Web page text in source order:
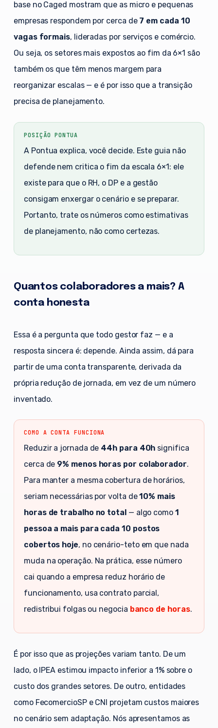
base no Caged mostram que as micro e pequenas
empresas respondem por cerca de 7 em cada 10
vagas formais, lideradas por serviços e comércio.
Ou seja, os setores mais expostos ao fim da 6×1 são
também os que têm menos margem para
reorganizar escalas — e é por isso que a transição
precisa de planejamento.
POSIÇÃO PONTUA
A Pontua explica, você decide. Este guia não
defende nem critica o fim da escala 6×1: ele
existe para que o RH, o DP e a gestão
consigam enxergar o cenário e se preparar.
Portanto, trate os números como estimativas
de planejamento, não como certezas.
Quantos colaboradores a mais? A
conta honesta
Essa é a pergunta que todo gestor faz — e a
resposta sincera é: depende. Ainda assim, dá para
partir de uma conta transparente, derivada da
própria redução de jornada, em vez de um número
inventado.
COMO A CONTA FUNCIONA
Reduzir a jornada de 44h para 40h significa
cerca de 9% menos horas por colaborador.
Para manter a mesma cobertura de horários,
seriam necessárias por volta de10% mais
horas de trabalho no total — algo como 1
pessoa a mais para cada 10 postos
cobertos hoje, no cenário-teto em que nada
muda na operação. Na prática, esse número
cai quando a empresa reduz horário de
funcionamento, usa contrato parcial,
redistribui folgas ou negocia banco de horas.
É por isso que as projeções variam tanto. De um
lado, o IPEA estimou impacto inferior a 1% sobre o
custo dos grandes setores. De outro, entidades
como FecomercioSP e CNI projetam custos maiores
no cenário sem adaptação. Nós apresentamos as